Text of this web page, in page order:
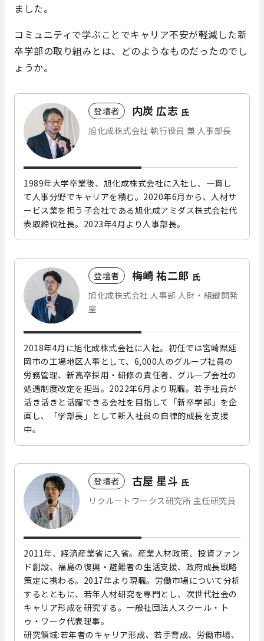
ました。
コミュニティで学ぶことでキャリア不安が軽減した新
卒学部の取り組みとは、どのようなものだったのでし
ょうか。
登壇者 内炭 広志 氏
旭化成株式会社 執行役員 兼 人事部⻑
1989年大学卒業後、旭化成株式会社に入社し、一貫し
て人事分野でキャリアを積む。2020年6月から、人材サ
ービス業を担う子会社である旭化成アミダス株式会社代
表取締役社⻑。2023年4月より人事部⻑。
登壇者 梅崎 祐二郎 氏
旭化成株式会社 人事部 人財・組織開発
室
2018年4月に旭化成株式会社に入社。初任では宮崎県延
岡市の工場地区人事として、6,000人のグループ社員の
労務管理、新高卒採用・研修の責任者、グループ会社の
処遇制度改定を担当。2022年6月より現職。若手社員が
活き活きと活躍できる会社を目指して「新卒学部」を企
画し、「学部⻑」として新入社員の自律的成⻑を支援
中。
登壇者 古屋 星斗 氏
リクルートワークス研究所 主任研究員
2011年、経済産業省に入省。産業人材政策、投資ファン
ド創設、福島の復興・避難者の生活支援、政府成⻑戦略
策定に携わる。2017年より現職。労働市場について分析
するとともに、若年人材研究を専門とし、次世代社会の
キャリア形成を研究する。一般社団法人スクール・ト
ゥ・ワーク代表理事。
研究領域:若年者のキャリア形成、若手育成、労働市場、